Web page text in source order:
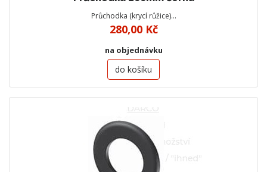
Průchodka (krycí růžice)…
280,00 Kč
na objednávku
do košíku